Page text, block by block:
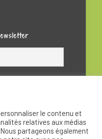
le contenu et
relatives aux médias
partageons également